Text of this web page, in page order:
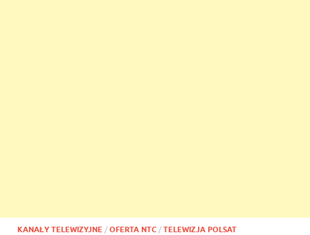
KANAŁY TELEWIZYJNE / OFERTA NTC / TELEWIZJA POLSAT